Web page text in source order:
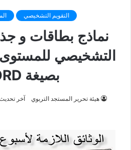
التقويم التشخيصي
نماذج بطاقات و
التشخيصي للمستوى
بصيغة WORD
هيئة تحرير المستجد التربوي آخر تحديث 29 غشت،